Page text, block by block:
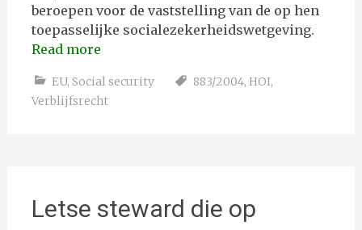
beroepen voor de vaststelling van de op hen
toepasselijke socialezekerheidswetgeving.
Read more
EU, Social security 883/2004, HOI,
Verblijfsrecht
Letse steward die op